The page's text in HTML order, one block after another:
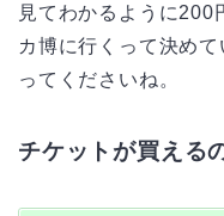
見てわかるように200
カ博に行くって決め
ってくださいね。
チケットが買える